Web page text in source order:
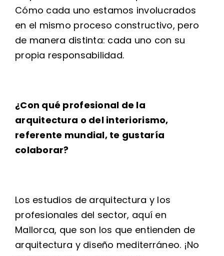
Cómo cada uno estamos involucrados
en el mismo proceso constructivo, pero
de manera distinta: cada uno con su
propia responsabilidad.
¿Con qué profesional de la
arquitectura o del interiorismo,
referente mundial, te gustaría
colaborar?
Los estudios de arquitectura y los
profesionales del sector, aquí en
Mallorca, que son los que entienden de
arquitectura y diseño mediterráneo. ¡No